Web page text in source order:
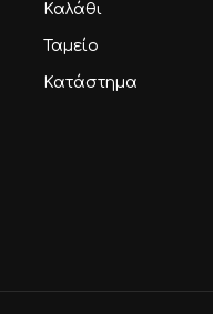
Καλάθι
Ταμείο
Κατάστημα